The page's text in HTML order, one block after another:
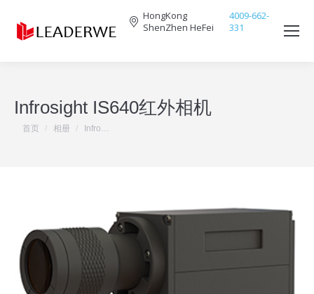
HongKong
ShenZhen HeFei
4009-662-
331
Infrosight IS640红外相机
您在这里：
首页 相册 Infro…